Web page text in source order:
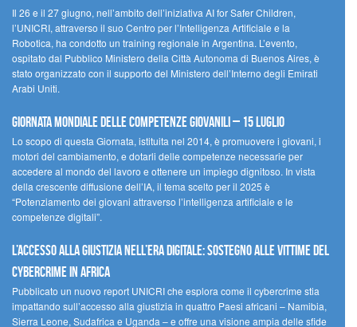
Il 26 e il 27 giugno, nell’ambito dell’iniziativa AI for Safer Children,
l’UNICRI, attraverso il suo Centro per l’Intelligenza Artificiale e la
Robotica, ha condotto un training regionale in Argentina. L’evento,
ospitato dal Pubblico Ministero della Città Autonoma di Buenos Aires, è
stato organizzato con il supporto del Ministero dell’Interno degli Emirati
Arabi Uniti.
Giornata Mondiale delle Competenze Giovanili – 15 luglio
Lo scopo di questa Giornata, istituita nel 2014, è promuovere i giovani, i
motori del cambiamento, e dotarli delle competenze necessarie per
accedere al mondo del lavoro e ottenere un impiego dignitoso. In vista
della crescente diffusione dell’IA, il tema scelto per il 2025 è
“Potenziamento dei giovani attraverso l’intelligenza artificiale e le
competenze digitali”.
L’accesso alla giustizia nell’era digitale: sostegno alle vittime del
cybercrime in Africa
Pubblicato un nuovo report UNICRI che esplora come il cybercrime stia
impattando sull’accesso alla giustizia in quattro Paesi africani – Namibia,
Sierra Leone, Sudafrica e Uganda – e offre una visione ampia delle sfide